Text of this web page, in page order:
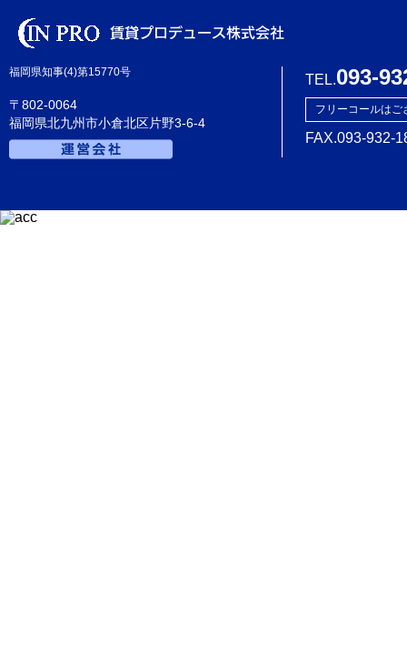
福岡県知事(4)第15770号
〒802-0064
福岡県北九州市小倉北区片野3-6-4
TEL.093-
フリーコールはご
FAX.093-932-